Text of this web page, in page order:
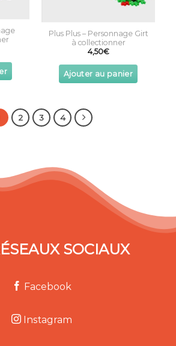
Plus Plus – Personnage Girt
à collectionner
4,50€
Ajouter au panier
2 3 4
SOCIAUX
Facebook
Instagram